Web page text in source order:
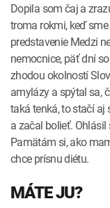
Dopila som čaj a
troma rokmi, keď
predstavenie Medzi
nemocnice, päť dní
zhodou okolností
amylázy a spýtal sa,
taká tenká, to stačí aj
a začal bolieť. Ohlásil
Pamätám si, ako
chce prísnu diétu.
MÁTE JU?